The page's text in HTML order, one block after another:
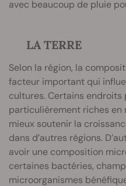
avec beaucoup de pluie
LA TERRE
Selon la région, la
facteur important qui
cultures. Certains
particulièrement riches
mieux soutenir la
dans d’autres régions.
avoir une composition
certaines bactéries,
microorganismes